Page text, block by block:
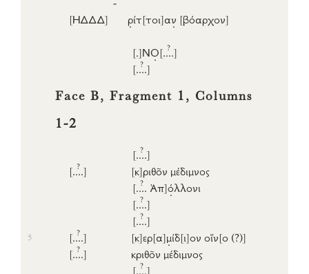
[ΗΔΔΔ] ρ ίτ [τοι] αν [βόαρχον]
[.] Ν Ο [..
?
..]
[..
?
..]
Face B, Fragment 1, Columns
1-2
[..
?
..]
[..
?
..] [κ] ριθο͂ν μέδιμνος
[..
?
.. Ἀπ] ό λλονι
[..
?
..]
[..
?
..]
5 [..
?
..] [κ] ερ [α] μ ίδ [ι] ον οἴν [ο (?)]
[..
?
..] κριθο͂ν μέδιμνος
[..
?
..]